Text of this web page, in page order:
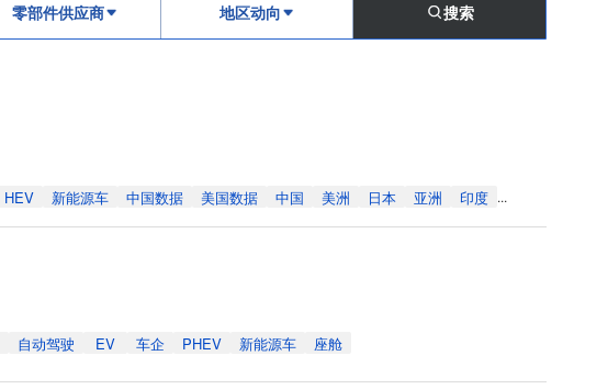
零部件供应商 地区动向 搜索
HEV 新能源车 中国数据 美国数据 中国 美洲 日本 亚洲 印度 ...
自动驾驶 EV 车企 PHEV 新能源车 座舱